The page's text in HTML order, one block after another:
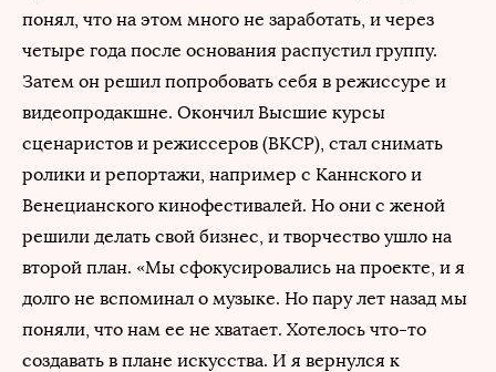
понял, что на этом много не заработать, и через
четыре года после основания распустил группу.
Затем он решил попробовать себя в режиссуре и
видеопродакшне. Окончил Высшие курсы
сценаристов и режиссеров (ВКСР), стал снимать
ролики и репортажи, например с Каннского и
Венецианского кинофестивалей. Но они с женой
решили делать свой бизнес, и творчество ушло на
второй план. «Мы сфокусировались на проекте, и я
долго не вспоминал о музыке. Но пару лет назад мы
поняли, что нам ее не хватает. Хотелось что-то
создавать в плане искусства. И я вернулся к